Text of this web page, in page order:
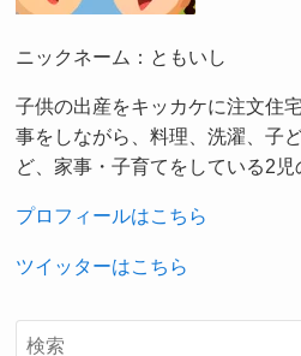
ニックネーム：ともいし
子供の出産をキッカケに注文住
事をしながら、料理、洗濯、子
ど、家事・子育てをしている2児
プロフィールはこちら
ツイッターはこちら